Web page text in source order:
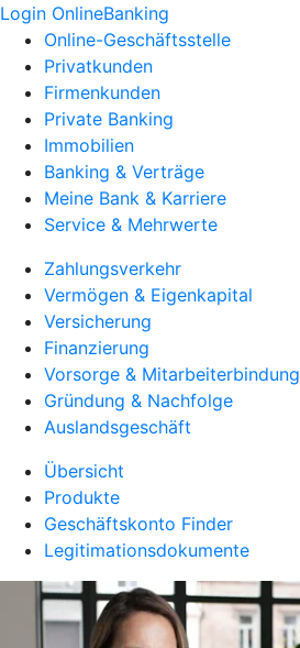
Login OnlineBanking
Online-Geschäftsstelle
Privatkunden
Firmenkunden
Private Banking
Immobilien
Banking & Verträge
Meine Bank & Karriere
Service & Mehrwerte
Zahlungsverkehr
Vermögen & Eigenkapital
Versicherung
Finanzierung
Vorsorge & Mitarbeiterbindung
Gründung & Nachfolge
Auslandsgeschäft
Übersicht
Produkte
Geschäftskonto Finder
Legitimationsdokumente